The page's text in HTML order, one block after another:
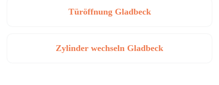
Türöffnung Gladbeck
Zylinder wechseln Gladbeck